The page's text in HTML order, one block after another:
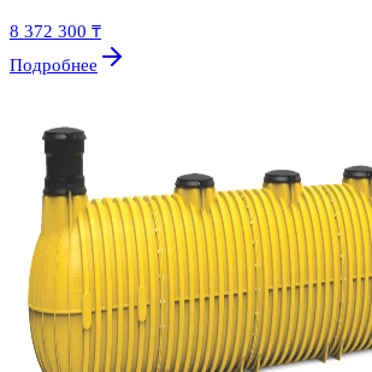
8 372 300 ₸
Подробнее